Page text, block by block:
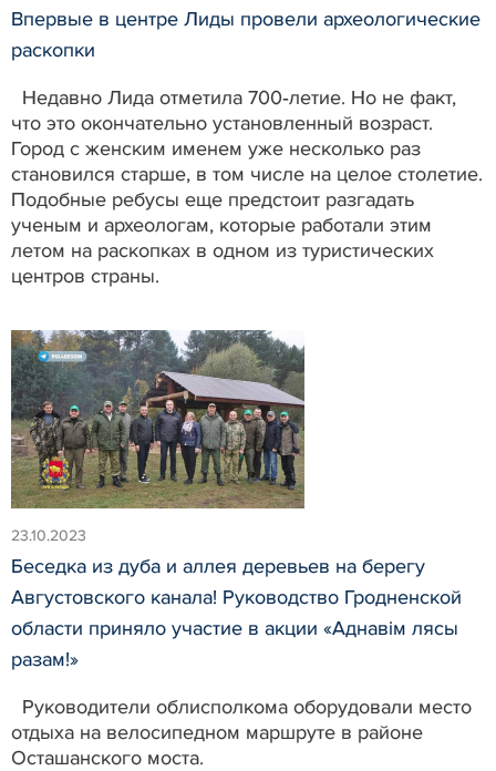
Впервые в центре Лиды провели археологические
раскопки
Недавно Лида отметила 700‑летие. Но не факт,
что это окончательно установленный возраст.
Город с женским именем уже несколько раз
становился старше, в том числе на целое столетие.
Подобные ребусы еще предстоит разгадать
ученым и археологам, которые работали этим
летом на раскопках в одном из туристических
центров страны.
23.10.2023
Беседка из дуба и аллея деревьев на берегу
Августовского канала! Руководство Гродненской
области приняло участие в акции «Аднавім лясы
разам!»
Руководители облисполкома оборудовали место
отдыха на велосипедном маршруте в районе
Осташанского моста.